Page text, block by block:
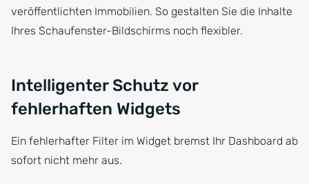
veröffentlichten Immobilien. So gestalten Sie die Inhalte
Ihres Schaufenster-Bildschirms noch flexibler.
Intelligenter Schutz vor
fehlerhaften Widgets
Ein fehlerhafter Filter im Widget bremst Ihr Dashboard ab
sofort nicht mehr aus.